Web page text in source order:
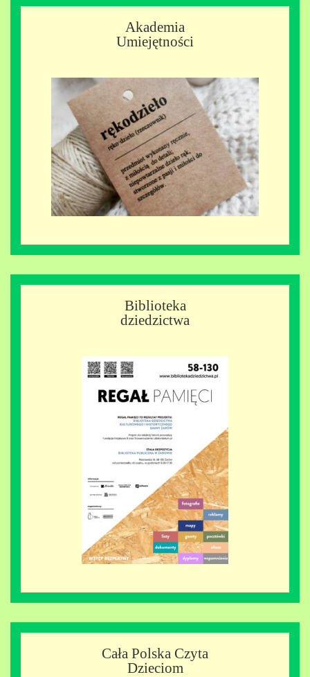
Akademia
Umiejętności
Biblioteka
dziedzictwa
Cała Polska Czyta
Dzieciom